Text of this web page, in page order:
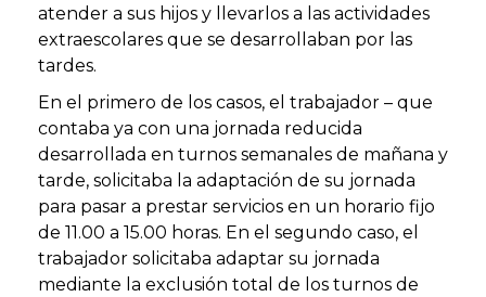
atender a sus hijos y llevarlos a las actividades
extraescolares que se desarrollaban por las
tardes.
En el primero de los casos, el trabajador – que
contaba ya con una jornada reducida
desarrollada en turnos semanales de mañana y
tarde, solicitaba la adaptación de su jornada
para pasar a prestar servicios en un horario fijo
de 11.00 a 15.00 horas. En el segundo caso, el
trabajador solicitaba adaptar su jornada
mediante la exclusión total de los turnos de